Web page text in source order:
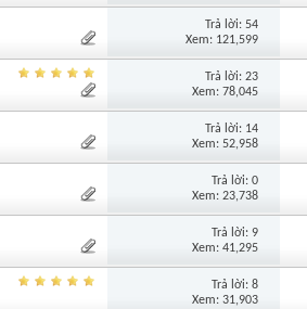
Trả lời: 54
Xem: 121,599
Trả lời: 23
Xem: 78,045
Trả lời: 14
Xem: 52,958
Trả lời: 0
Xem: 23,738
Trả lời: 9
Xem: 41,295
Trả lời: 8
Xem: 31,903